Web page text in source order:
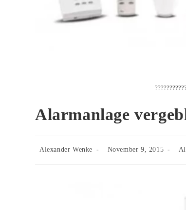
Alarmanlage
Beitrags-
Alexander Wenke
Beitrag
November 9, 2015